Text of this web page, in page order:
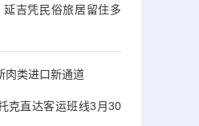
吉凭民俗旅居留住多
肉类进口新通道
克直达客运班线3月30